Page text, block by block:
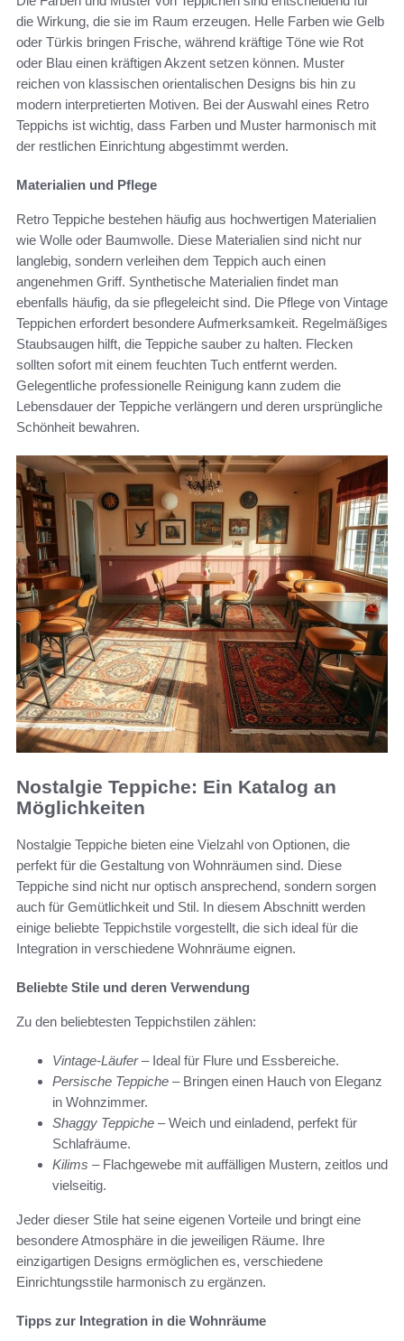
die Wirkung, die sie im Raum erzeugen. Helle Farben wie Gelb
oder Türkis bringen Frische, während kräftige Töne wie Rot
oder Blau einen kräftigen Akzent setzen können. Muster
reichen von klassischen orientalischen Designs bis hin zu
modern interpretierten Motiven. Bei der Auswahl eines Retro
Teppichs ist wichtig, dass Farben und Muster harmonisch mit
der restlichen Einrichtung abgestimmt werden.
Materialien und Pflege
Retro Teppiche bestehen häufig aus hochwertigen Materialien
wie Wolle oder Baumwolle. Diese Materialien sind nicht nur
langlebig, sondern verleihen dem Teppich auch einen
angenehmen Griff. Synthetische Materialien findet man
ebenfalls häufig, da sie pflegeleicht sind. Die Pflege von Vintage
Teppichen erfordert besondere Aufmerksamkeit. Regelmäßiges
Staubsaugen hilft, die Teppiche sauber zu halten. Flecken
sollten sofort mit einem feuchten Tuch entfernt werden.
Gelegentliche professionelle Reinigung kann zudem die
Lebensdauer der Teppiche verlängern und deren ursprüngliche
Schönheit bewahren.
Nostalgie Teppiche: Ein Katalog an
Möglichkeiten
Nostalgie Teppiche bieten eine Vielzahl von Optionen, die
perfekt für die Gestaltung von Wohnräumen sind. Diese
Teppiche sind nicht nur optisch ansprechend, sondern sorgen
auch für Gemütlichkeit und Stil. In diesem Abschnitt werden
einige beliebte Teppichstile vorgestellt, die sich ideal für die
Integration in verschiedene Wohnräume eignen.
Beliebte Stile und deren Verwendung
Zu den beliebtesten Teppichstilen zählen:
Vintage-Läufer– Ideal für Flure und Essbereiche.
Persische Teppiche – Bringen einen Hauch von Eleganz
in Wohnzimmer.
Shaggy Teppiche – Weich und einladend, perfekt für
Schlafräume.
Kilims – Flachgewebe mit auffälligen Mustern, zeitlos und
vielseitig.
Jeder dieser Stile hat seine eigenen Vorteile und bringt eine
besondere Atmosphäre in die jeweiligen Räume. Ihre
einzigartigen Designs ermöglichen es, verschiedene
Einrichtungsstile harmonisch zu ergänzen.
Tipps zur Integration in die Wohnräume